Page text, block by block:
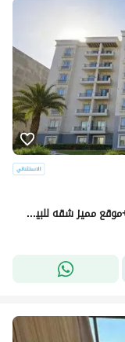
خصم كبير+جاهزه للمعاينه +تشطيب Ultra Lux+موقع مميز شقه للبيع في كمبوند مايان التجمع الخامس بين سوان ليك حسن علام و LMD دقايق من HYDE PARK & MIVIDA